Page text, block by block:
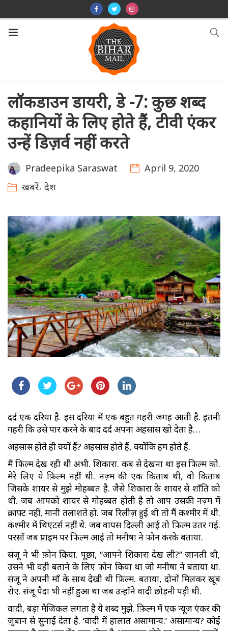
लॉकडाउन डायरी, डे -7: कुछ शब्द
कहानियों के लिए होते हैं, टीवी एंकर
उन्हें डिज़र्व नहीं करते
Pradeepika Saraswat
April 9, 2020
खबरें, देश
दर्द एक दरिया है. इस दरिया में एक बहुत गहरी जगह आती है. इतनी
गहरी कि उसे पार करने के बाद दर्द अपना अहसास खो देता है…
अहसास होते ही क्यों हैं? अहसास होते हैं, क्योंकि हम होते हैं.
मैं फिल्म देख रही थी अभी. शिकारा. कब से देखना था इस फ़िल्म को.
मेरे लिए ये फ़िल्म नहीं थी. नज़्म की एक किताब थी, वो किताब
जिसके शायर से मुझे मोहब्बत है. जैसे शिकारा के शायर से शाँति को
थी. जब आपको शायर से मोहब्बत होती है तो आप उसकी नज़्म में
क्राफ़्ट नहीं, मानी तलाशते हो. जब रिलीज़ हुई थी तो मैं कश्मीर में थी.
कश्मीर में थिएटर्स नहीं थे. जब वापस दिल्ली आई तो फ़िल्म उतर गई.
परसों जब प्राइम पर फ़िल्म आई तो मनीषा ने फ़ोन करके बताया.
संजू ने भी फ़ोन किया. पूछा, “आपने शिकारा देख ली?” जानती थी,
उसने भी वही बताने के लिए फ़ोन किया था जो मनीषा ने बताया था.
संजू ने अपनी माँ के साथ देखी थी फ़िल्म. बताया, दोनों मिलकर खूब
रोए. संजू पैदा भी नहीं हुआ था जब उन्होंने वादी छोड़नी पड़ी थी.
वादी, बड़ा मैजिकल लगता है ये शब्द मुझे. फ़िल्म में एक न्यूज़ एंकर की
ज़ुबान से सुनाई देता है. ‘वादी में हालात असामान्य.’ असामान्य? कोई